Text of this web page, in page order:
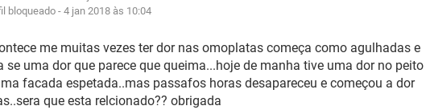
bloqueado -4 jan 2018 às 10:04
me muitas vezes ter dor nas omoplatas começa como agulhadas e
se uma dor que parece que queima...hoje de manha tive uma dor no peito
facada espetada..mas passafos horas desapareceu e começou a dor
que esta relcionado?? obrigada